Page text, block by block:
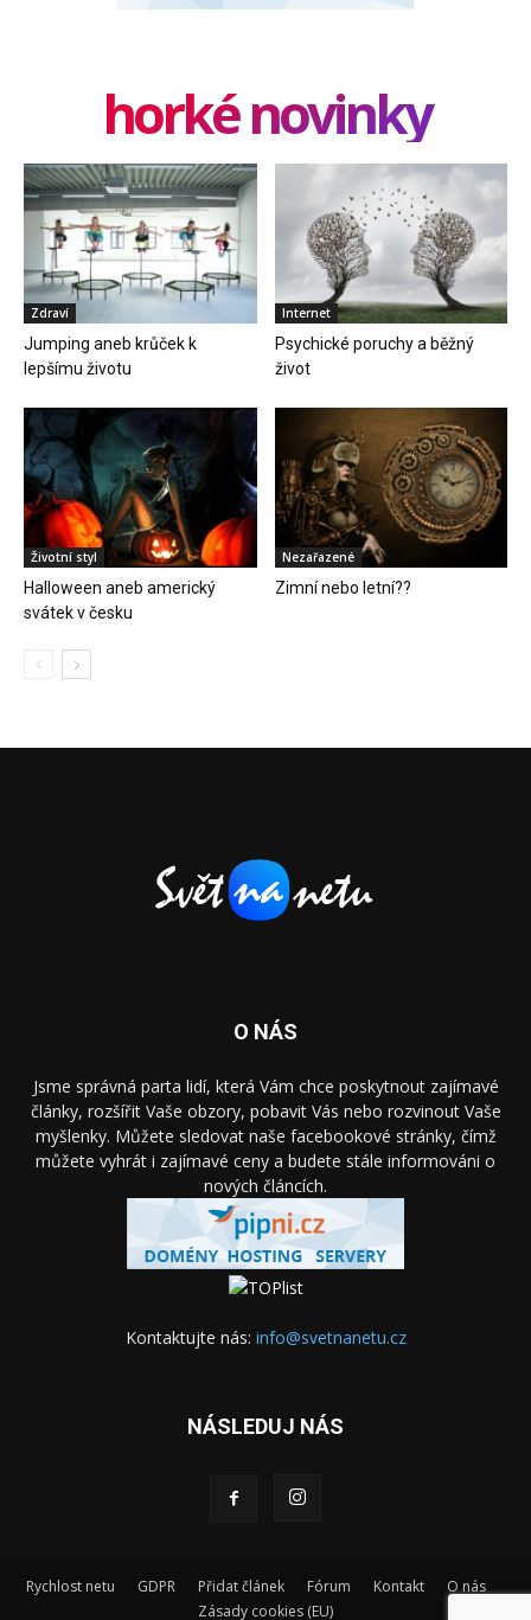
horké novinky
Zdraví
Jumping aneb krůček k
lepšímu životu
Internet
Psychické poruchy a běžný
život
Životní styl
Halloween aneb americký
svátek v česku
Nezařazené
Zimní nebo letní??
O NÁS
Jsme správná parta lidí, která Vám chce poskytnout zajímavé
články, rozšířit Vaše obzory, pobavit Vás nebo rozvinout Vaše
myšlenky. Můžete sledovat naše facebookové stránky, čímž
můžete vyhrát i zajímavé ceny a budete stále informováni o
nových článcích.
Kontaktujte nás: info@svetnanetu.cz
NÁSLEDUJ NÁS
Rychlost netu GDPR Přidat článek Fórum Kontakt
O nás
Zásady cookies (EU)